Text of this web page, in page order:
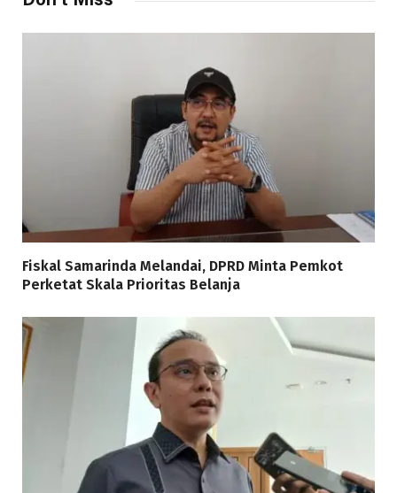
Fiskal Samarinda Melandai, DPRD Minta Pemkot
Perketat Skala Prioritas Belanja